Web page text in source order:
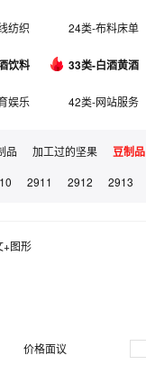
纺织 24类-布料床单
饮料 33类-白酒黄酒
娱乐 42类-网站服务
品 加工过的坚果 豆制品
2911 2912 2913
+图形
价格面议